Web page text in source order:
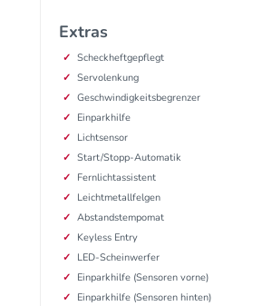
Extras
Scheckheftgepflegt
Servolenkung
Geschwindigkeitsbegrenzer
Einparkhilfe
Lichtsensor
Start/Stopp-Automatik
Fernlichtassistent
Leichtmetallfelgen
Abstandstempomat
Keyless Entry
LED-Scheinwerfer
Einparkhilfe (Sensoren vorne)
Einparkhilfe (Sensoren hinten)